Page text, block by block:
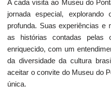
A cada visita ao Museu do
jornada especial,
profunda. Suas experiências e
as histórias contadas
enriquecido, com um
da diversidade da cultura
aceitar o convite do Museu do
única.